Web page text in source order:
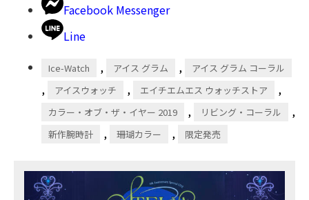
Facebook Messenger
Line
Ice-Watch , アイス グラム , アイス グラム コーラル
, アイスウォッチ , エイチエムエス ウォッチストア ,
カラー・オブ・ザ・イヤー 2019 , リビング・コーラル ,
新作腕時計 , 珊瑚カラー , 限定発売